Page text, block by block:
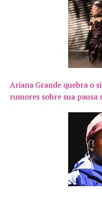
Ariana Grande quebra o
rumores sobre sua pausa